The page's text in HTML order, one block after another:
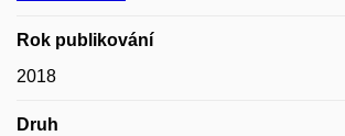
Rok publikování
2018
Druh